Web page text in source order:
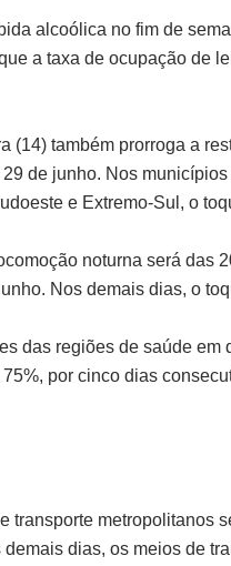
alcoólica no fim de
a taxa de ocupação de
(14) também prorroga a
de junho. Nos
e Extremo-Sul, o
noturna será das
Nos demais dias, o
das regiões de saúde
por cinco dias
transporte metropolitanos
dias, os meios de